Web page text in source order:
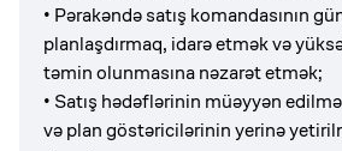
• Pərakəndə satış komandasının
planlaşdırmaq, idarə etmək və
təmin olunmasına nəzarət etmək;
• Satış hədəflərinin müəyyən
və plan göstəricilərinin yerinə